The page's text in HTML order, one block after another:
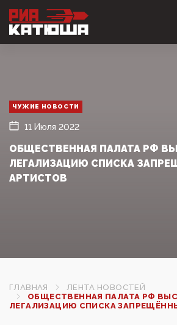
ЧУЖИЕ НОВОСТИ
11 Июля 2022
ОБЩЕСТВЕННАЯ ПАЛАТА РФ
ЛЕГАЛИЗАЦИЮ СПИСКА
АРТИСТОВ
ГЛАВНАЯ
ЛЕНТА НОВОСТЕЙ
ОБЩЕСТВЕННАЯ ПАЛАТА РФ
ЛЕГАЛИЗАЦИЮ СПИСКА